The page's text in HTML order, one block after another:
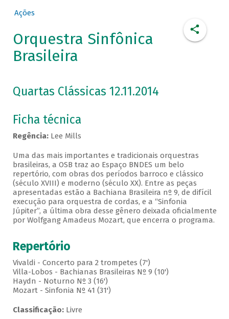
Ações
Orquestra Sinfônica
Brasileira
Quartas Clássicas 12.11.2014
Ficha técnica
Regência:Lee Mills
Uma das mais importantes e tradicionais orquestras
brasileiras, a OSB traz ao Espaço BNDES um belo
repertório, com obras dos períodos barroco e clássico
(século XVIII) e moderno (século XX). Entre as peças
apresentadas estão a Bachiana Brasileira nº 9, de difícil
execução para orquestra de cordas, e a “Sinfonia
Júpiter”, a última obra desse gênero deixada oficialmente
por Wolfgang Amadeus Mozart, que encerra o programa.
Repertório
Vivaldi - Concerto para 2 trompetes (7')
Villa-Lobos - Bachianas Brasileiras Nº 9 (10')
Haydn - Noturno Nº 3 (16')
Mozart - Sinfonia Nº 41 (31')
Classificação:Livre